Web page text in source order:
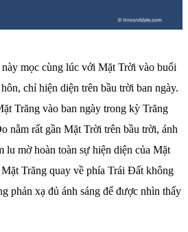
mọc cùng lúc với Mặt Trời vào buổi
chỉ hiện diện trên bầu trời ban ngày.
Trăng vào ban ngày trong kỳ Trăng
nằm rất gần Mặt Trời trên bầu trời, ánh
lu mờ hoàn toàn sự hiện diện của Mặt
Trăng quay về phía Trái Đất không
phản xạ đủ ánh sáng để được nhìn thấy